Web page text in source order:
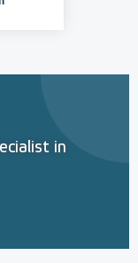
in